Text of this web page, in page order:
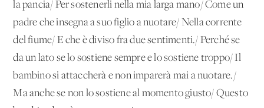
la pancia/ Per sostenerli nella mia larga mano/ Come un
padre che insegna a suo figlio a nuotare/ Nella corrente
del fiume/ E che è diviso fra due sentimenti./ Perché se
da un lato se lo sostiene sempre e lo sostiene troppo/ Il
bambino si attaccherà e non imparerà mai a nuotare./
Ma anche se non lo sostiene al momento giusto/ Questo